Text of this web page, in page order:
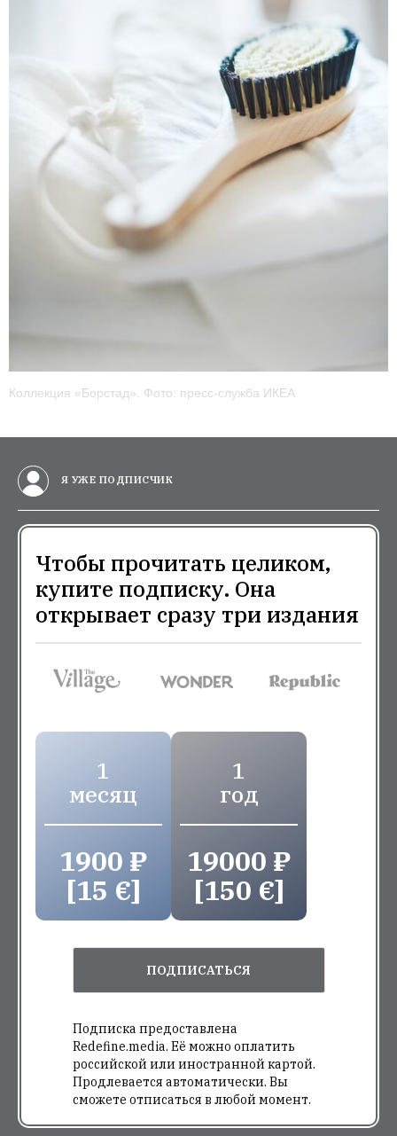
Коллекция «Борстад». Фото: пресс-служба ИКЕА
Я УЖЕ ПОДПИСЧИК
Чтобы прочитать целиком,
купите подписку. Она
открывает сразу три издания
1
месяц
1900 ₽
[15 €]
1
год
19000 ₽
[150 €]
ПОДПИСАТЬСЯ
Подписка предоставлена
Redefine.media. Её можно оплатить
российской или иностранной картой.
Продлевается автоматически. Вы
сможете отписаться в любой момент.